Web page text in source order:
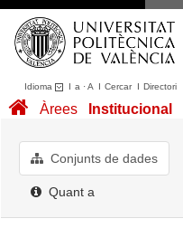
Idioma I a ·A I CercarI Directori
Conjunts de dades
Quant a
Àrees Institucional
Conjunts de dades
Quant a